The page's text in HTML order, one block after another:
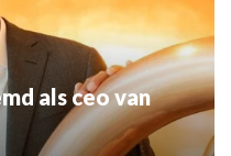
als ceo van